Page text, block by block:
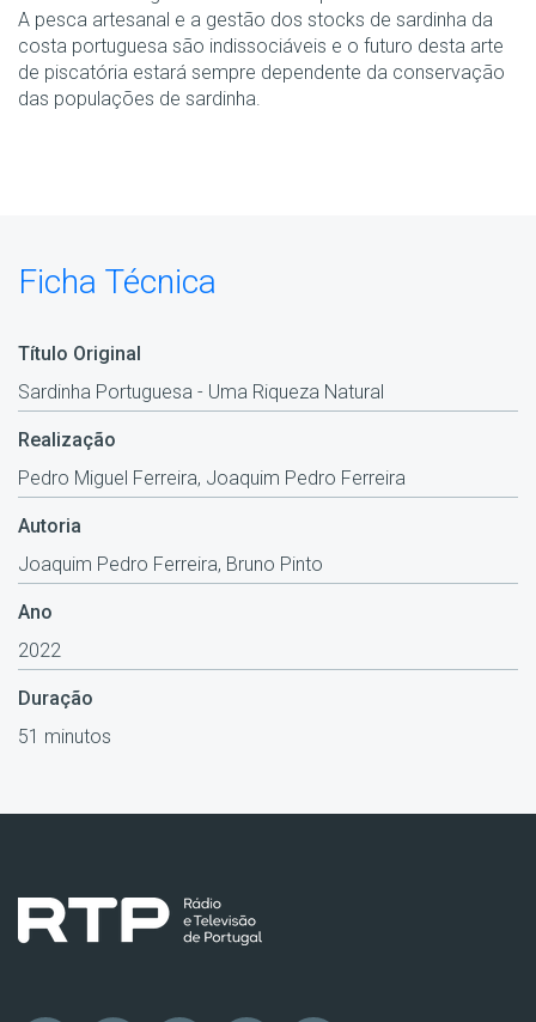
A pesca artesanal e a gestão dos stocks de sardinha da
costa portuguesa são indissociáveis e o futuro desta arte
de piscatória estará sempre dependente da conservação
das populações de sardinha.
Ficha Técnica
Título Original
Sardinha Portuguesa - Uma Riqueza Natural
Realização
Pedro Miguel Ferreira, Joaquim Pedro Ferreira
Autoria
Joaquim Pedro Ferreira, Bruno Pinto
Ano
2022
Duração
51 minutos